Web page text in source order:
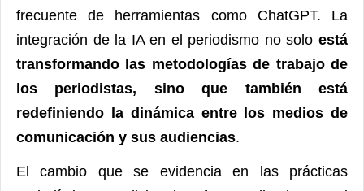
frecuente de herramientas como ChatGPT. La
integración de la IA en el periodismo no solo está
transformando las metodologías de trabajo de
los periodistas, sino que también está
redefiniendo la dinámica entre los medios de
comunicación y sus audiencias.
El cambio que se evidencia en las prácticas